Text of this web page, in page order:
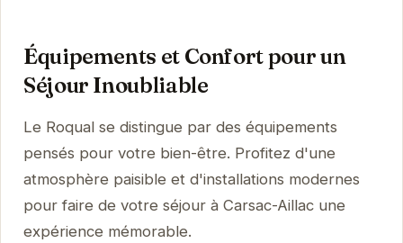
Équipements et Confort pour un
Séjour Inoubliable
Le Roqual se distingue par des équipements
pensés pour votre bien-être. Profitez d'une
atmosphère paisible et d'installations modernes
pour faire de votre séjour à Carsac-Aillac une
expérience mémorable.